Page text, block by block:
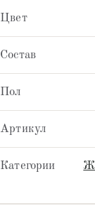
Цвет
Состав
Пол
Артикул
Категории